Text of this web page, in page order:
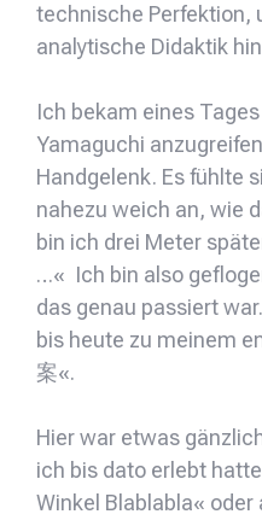
technische Perfektion,
analytische Didaktik
Ich bekam eines
Yamaguchi
Handgelenk. Es fühlte
nahezu weich an, wie
bin ich drei Meter
…« Ich bin also
das genau passiert
bis heute zu meinem
案«.
Hier war etwas
ich bis dato erlebt
Winkel Blablabla«